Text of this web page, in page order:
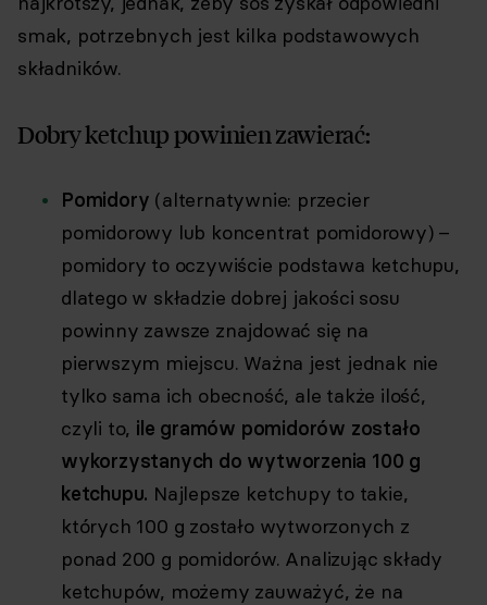
smak, potrzebnych jest kilka podstawowych
składników.
Dobry ketchup powinien zawierać:
Pomidory (alternatywnie: przecier
pomidorowy lub koncentrat pomidorowy) –
pomidory to oczywiście podstawa ketchupu,
dlatego w składzie dobrej jakości sosu
powinny zawsze znajdować się na
pierwszym miejscu. Ważna jest jednak nie
tylko sama ich obecność, ale także ilość,
czyli to, ile gramów pomidorów zostało
wykorzystanych do wytworzenia 100 g
ketchupu. Najlepsze ketchupy to takie,
których 100 g zostało wytworzonych z
ponad 200 g pomidorów. Analizując składy
ketchupów, możemy zauważyć, że na